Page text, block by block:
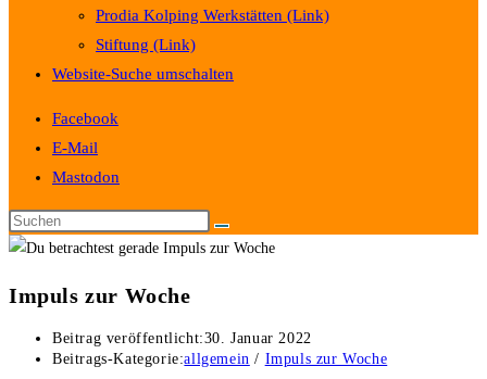
Prodia Kolping Werkstätten (Link)
Stiftung (Link)
Website-Suche umschalten
Facebook
E-Mail
Mastodon
Impuls zur Woche
Beitrag veröffentlicht:30. Januar 2022
Beitrags-Kategorie:allgemein / Impuls zur Woche